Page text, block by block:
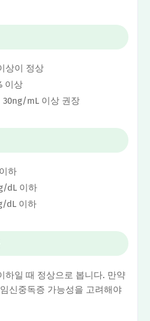
상이 정상
이상
30ng/mL 이상 권장
하
dL 이하
dL 이하
하일 때 정상으로 봅니다. 만약
신중독증 가능성을 고려해야